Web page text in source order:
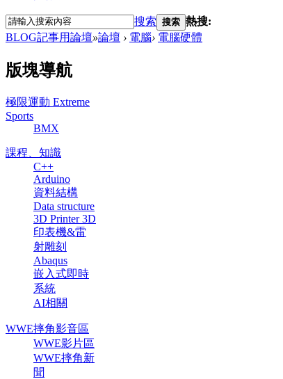
搜索 搜索 熱搜:
BLOG記事用論壇»論壇 › 電腦› 電腦硬體
版塊導航
極限運動 Extreme
Sports
BMX
課程、知識
C++
Arduino
資料結構
Data structure
3D Printer 3D
印表機&雷
射雕刻
Abaqus
嵌入式即時
系統
AI相關
WWE摔角影音區
WWE影片區
WWE摔角新
聞